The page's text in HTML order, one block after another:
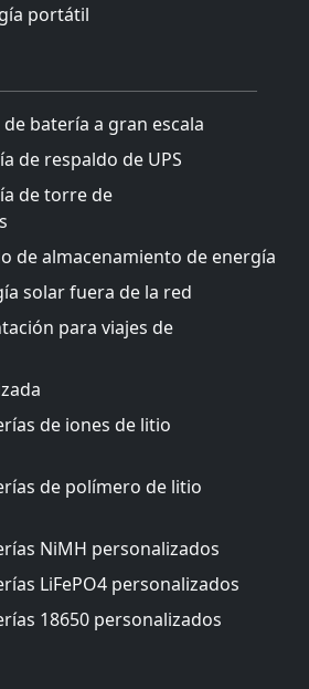
portátil
batería a gran escala
de respaldo de UPS
de torre de
de almacenamiento de energía
solar fuera de la red
para viajes de
de iones de litio
de polímero de litio
NiMH personalizados
LiFePO4 personalizados
18650 personalizados